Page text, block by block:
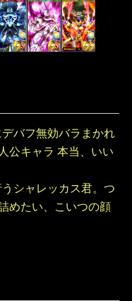
バフ無効バラまかれ
公キャラ 本当、いい
シャレッカス君。つ
めたい、こいつの顔